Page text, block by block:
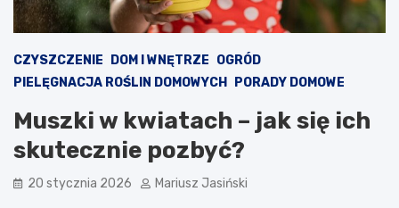
CZYSZCZENIE DOM I WNĘTRZE OGRÓD
PIELĘGNACJA ROŚLIN DOMOWYCH
PORADY DOMOWE
Muszki w kwiatach – jak się ich
skutecznie pozbyć?
20 stycznia 2026 Mariusz Jasiński